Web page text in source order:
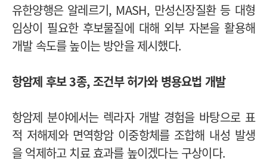
유한양행은 알레르기, MASH, 만성신장질환 등 대형
임상이 필요한 후보물질에 대해 외부 자본을 활용해
개발 속도를 높이는 방안을 제시했다.
항암제 후보 3종, 조건부 허가와 병용요법 개발
항암제 분야에서는 렉라자 개발 경험을 바탕으로 표
적 저해제와 면역항암 이중항체를 조합해 내성 발생
을 억제하고 치료 효과를 높이겠다는 구상이다.